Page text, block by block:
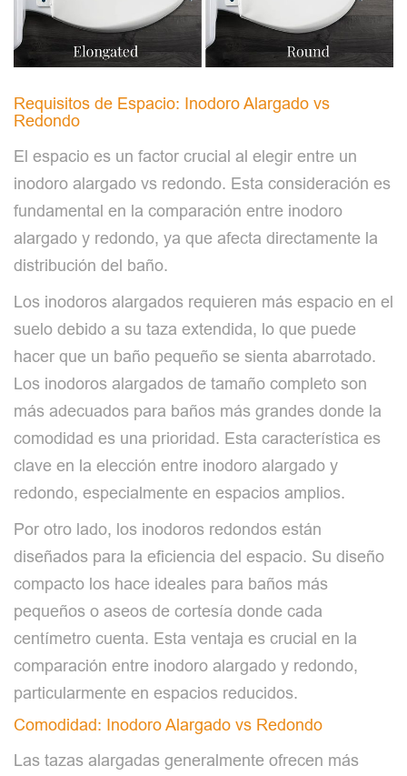
Requisitos de Espacio: Inodoro Alargado vs
Redondo
El espacio es un factor crucial al elegir entre un
inodoro alargado vs redondo. Esta consideración es
fundamental en la comparación entre inodoro
alargado y redondo, ya que afecta directamente la
distribución del baño.
Los inodoros alargados requieren más espacio en el
suelo debido a su taza extendida, lo que puede
hacer que un baño pequeño se sienta abarrotado.
Los inodoros alargados de tamaño completo son
más adecuados para baños más grandes donde la
comodidad es una prioridad. Esta característica es
clave en la elección entre inodoro alargado y
redondo, especialmente en espacios amplios.
Por otro lado, los inodoros redondos están
diseñados para la eficiencia del espacio. Su diseño
compacto los hace ideales para baños más
pequeños o aseos de cortesía donde cada
centímetro cuenta. Esta ventaja es crucial en la
comparación entre inodoro alargado y redondo,
particularmente en espacios reducidos.
Comodidad: Inodoro Alargado vs Redondo
Las tazas alargadas generalmente ofrecen más